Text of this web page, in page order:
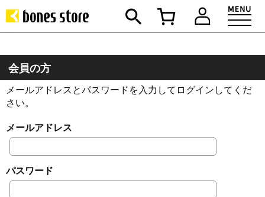
会員の方
メールアドレスとパスワードを入力してログインしてくだ
さい。
メールアドレス
パスワード